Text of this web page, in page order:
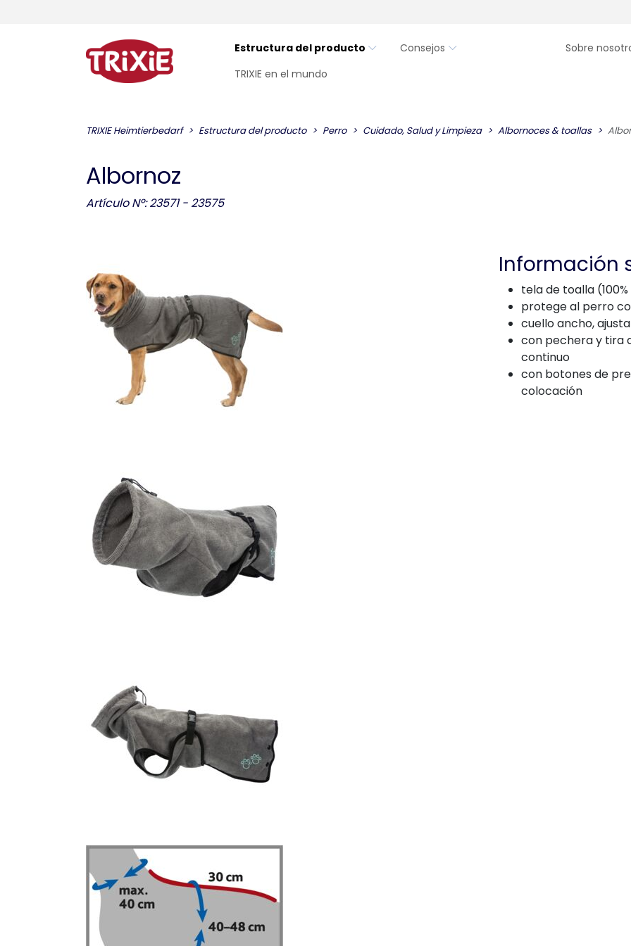
Estructura del producto Consejos
Sobre
TRIXIE en el mundo
TRIXIE Heimtierbedarf Estructura del producto Perro Cuidado, Salud y Limpieza Albornoces & toallas
Albornoz
Artículo Nº: 23571 - 23575
Información
tela de toalla
protege al perro
cuello ancho,
con pechera y tira
continuo
con botones de
colocación